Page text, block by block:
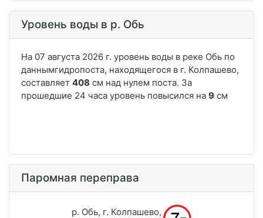
Уровень воды в р. Обь
Паромная переправа
р. Обь, г. Колпашево,